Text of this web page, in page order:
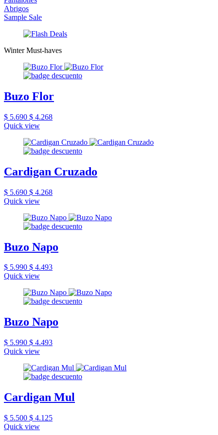
Abrigos
Sample Sale
Winter Must-haves
Buzo Flor
$ 5.690 $ 4.268
Quick view
Cardigan Cruzado
$ 5.690 $ 4.268
Quick view
Buzo Napo
$ 5.990 $ 4.493
Quick view
Buzo Napo
$ 5.990 $ 4.493
Quick view
Cardigan Mul
$ 5.500 $ 4.125
Quick view